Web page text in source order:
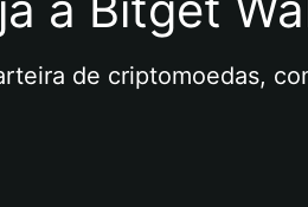
de criptomoedas,